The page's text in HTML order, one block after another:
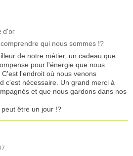
d'or
qui nous sommes !?
de notre métier, un cadeau que
pour l'énergie que nous
l'endroit où nous venons
c'est nécessaire. Un grand merci à
et que nous gardons dans nos
être un jour !?